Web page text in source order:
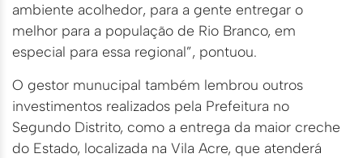
ambiente acolhedor, para a gente entregar o
melhor para a população de Rio Branco, em
especial para essa regional”, pontuou.
O gestor munucipal também lembrou outros
investimentos realizados pela Prefeitura no
Segundo Distrito, como a entrega da maior creche
do Estado, localizada na Vila Acre, que atenderá